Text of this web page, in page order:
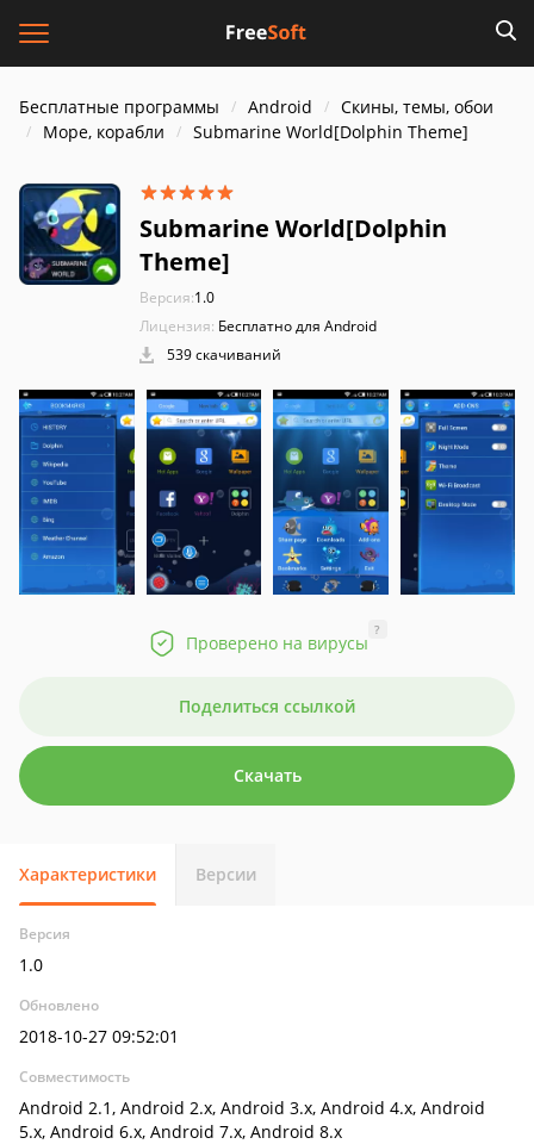
Бесплатные программы Android
Скины, темы, обои
Море, корабли
Submarine World[Dolphin Theme]
Submarine World[Dolphin
Theme]
Версия:1.0
Лицензия: Бесплатно для Android
539 скачиваний
Проверено на вирусы
?
Поделиться ссылкой
Скачать
Характеристики Версии
Версия
1.0
Обновлено
2018-10-27 09:52:01
Совместимость
Android 2.1, Android 2.x, Android 3.x, Android 4.x, Android
5.x, Android 6.x, Android 7.x, Android 8.x